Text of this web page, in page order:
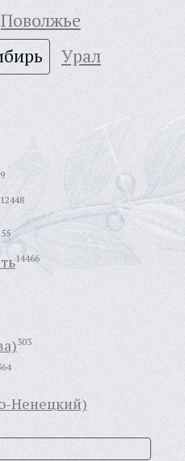
Поволжье
Урал
12448
14466
303
Ненецкий)